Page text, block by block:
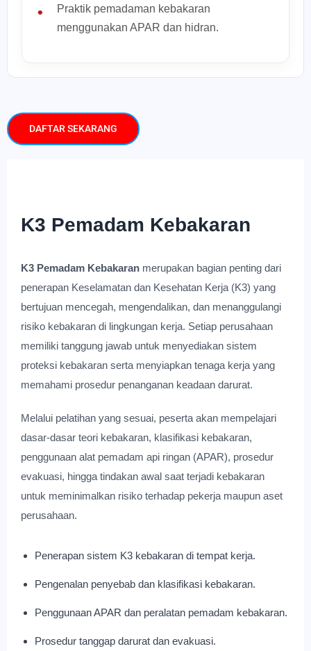
Praktik pemadaman kebakaran
menggunakan APAR dan hidran.
DAFTAR SEKARANG
K3 Pemadam Kebakaran
K3 Pemadam Kebakaran merupakan bagian penting dari
penerapan Keselamatan dan Kesehatan Kerja (K3) yang
bertujuan mencegah, mengendalikan, dan menanggulangi
risiko kebakaran di lingkungan kerja. Setiap perusahaan
memiliki tanggung jawab untuk menyediakan sistem
proteksi kebakaran serta menyiapkan tenaga kerja yang
memahami prosedur penanganan keadaan darurat.
Melalui pelatihan yang sesuai, peserta akan mempelajari
dasar-dasar teori kebakaran, klasifikasi kebakaran,
penggunaan alat pemadam api ringan (APAR), prosedur
evakuasi, hingga tindakan awal saat terjadi kebakaran
untuk meminimalkan risiko terhadap pekerja maupun aset
perusahaan.
Penerapan sistem K3 kebakaran di tempat kerja.
Pengenalan penyebab dan klasifikasi kebakaran.
Penggunaan APAR dan peralatan pemadam kebakaran.
Prosedur tanggap darurat dan evakuasi.